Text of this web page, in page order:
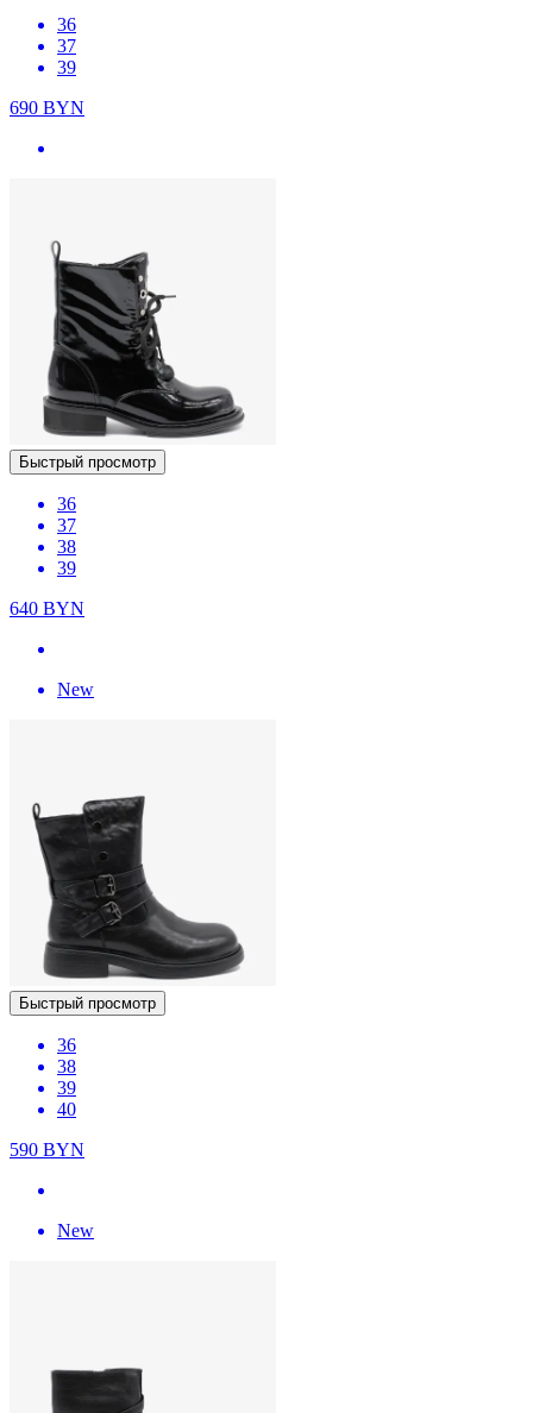
36
37
39
690 BYN
Быстрый просмотр
36
37
38
39
640 BYN
New
Быстрый просмотр
36
38
39
40
590 BYN
New